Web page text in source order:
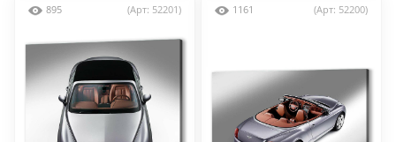
895 (Арт: 52201) 1161 (Арт: 52200)